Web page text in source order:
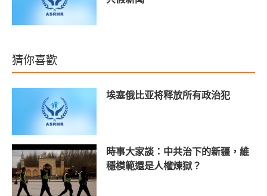
猜你喜歡
埃塞俄比亚将释放所有政治犯
時事大家談：中共治下的新疆，維
穩模範還是人權煉獄？